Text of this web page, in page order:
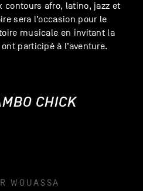
contours afro, latino, jazz et
sera l’occasion pour le
musicale en invitant la
participé à l’aventure.
CHICK
WOUASSA